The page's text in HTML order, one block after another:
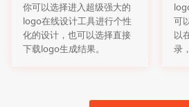
你可以选择进入超级强大的
logo在线设计工具进行个性
化的设计，也可以选择直接
下载logo生成结果。
可
以
录